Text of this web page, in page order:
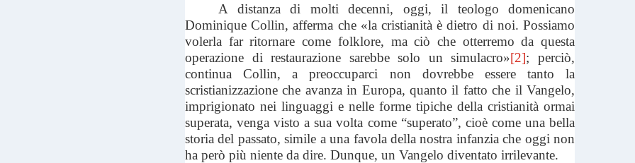
A distanza di molti decenni, oggi, il teologo domenicano
Dominique Collin, afferma che «la cristianità è dietro di noi. Possiamo
volerla far ritornare come folklore, ma ciò che otterremo da questa
operazione di restaurazione sarebbe solo un simulacro»[2]; perciò,
continua Collin, a preoccuparci non dovrebbe essere tanto la
scristianizzazione che avanza in Europa, quanto il fatto che il Vangelo,
imprigionato nei linguaggi e nelle forme tipiche della cristianità ormai
superata, venga visto a sua volta come “superato”, cioè come una bella
storia del passato, simile a una favola della nostra infanzia che oggi non
ha però più niente da dire. Dunque, un Vangelo diventato irrilevante.